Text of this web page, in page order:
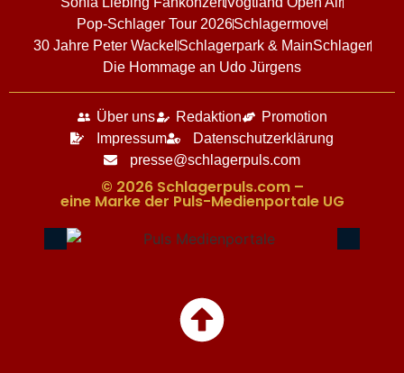
Pop-Schlager Tour 2026Schlagermove
30 Jahre Peter Wackel Schlagerpark & MainSchlager
Die Hommage an Udo Jürgens
Über uns Redaktion
Promotion
Impressum
Datenschutzerklärung
presse@schlagerpuls.com
© 2026 Schlagerpuls.com –
eine Marke der Puls-Medienportale UG​